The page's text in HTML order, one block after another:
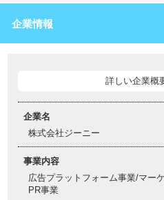
企業情報
詳しい企業概
企業名
株式会社ジーニー
事業内容
広告プラットフォーム事業/マー
PR事業